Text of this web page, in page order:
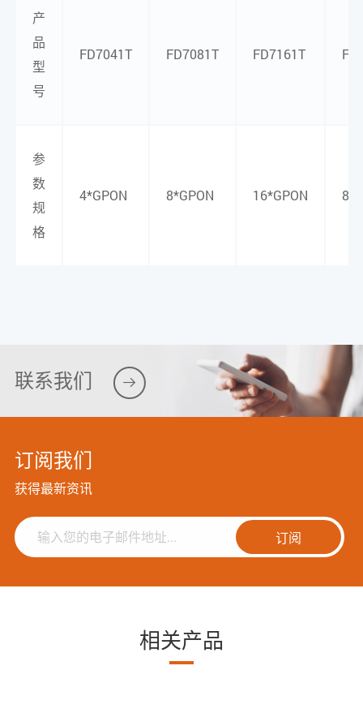
产
品
型
号
FD7041T FD7081T FD7161T
参
数
规
格
4*GPON 8*GPON 16*GPON
联系我们 
订阅我们
获得最新资讯
订阅
相关产品